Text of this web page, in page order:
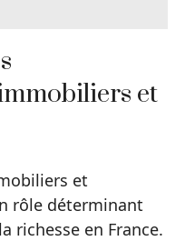
et
et
rôle déterminant
richesse en France.